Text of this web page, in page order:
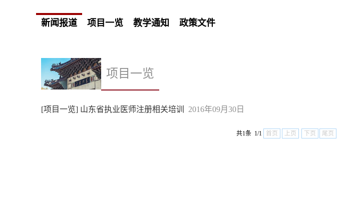
新闻报道 项目一览 教学通知 政策文件
项目一览
[项目一览] 山东省执业医师注册相关培训 2016年09月30日
共1条 1/1 首页 上页 下页 尾页